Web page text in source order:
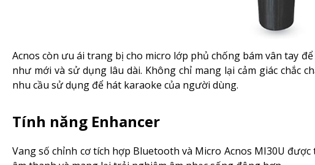
Acnos còn ưu ái trang bị cho micro lớp phủ chống bám vân tay
như mới và sử dụng lâu dài. Không chỉ mang lại cảm giác chắc
nhu cầu sử dụng để hát karaoke của người dùng.
Tính năng Enhancer
Vang số chỉnh cơ tích hợp Bluetooth và Micro Acnos MI30U